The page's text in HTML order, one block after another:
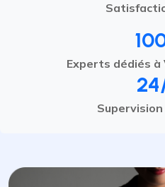
Experts dédiés